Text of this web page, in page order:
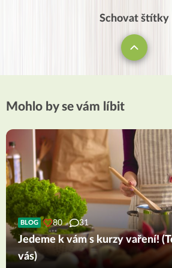
Schovat štítky
Mohlo by se vám líbit
BLOG 80 31
Jedeme k vám s kurzy vaření!
vás)